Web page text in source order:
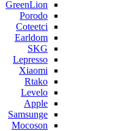
GreenLion
Porodo
Coteetci
Earldom
SKG
Lepresso
Xiaomi
Rtako
Levelo
Apple
Samsunge
Mocoson